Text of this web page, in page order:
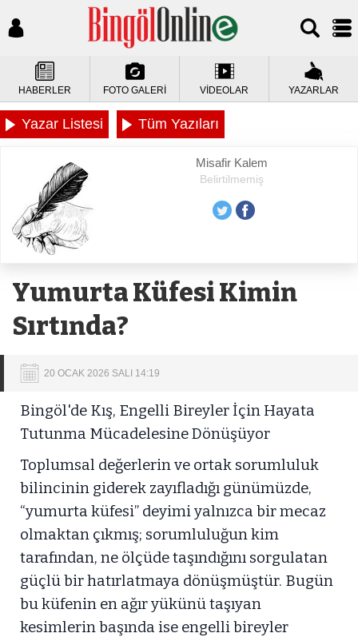
HABERLER FOTO GALERİ VİDEOLAR YAZARLAR
Yazar Listesi Tüm Yazıları
Misafir Kalem
Belirtilmemiş
Yumurta Küfesi Kimin
Sırtında?
20 OCAK 2026 SALI 14:19
Bingöl'de Kış, Engelli Bireyler İçin Hayata
Tutunma Mücadelesine Dönüşüyor
Toplumsal değerlerin ve ortak sorumluluk
bilincinin giderek zayıfladığı günümüzde,
“yumurta küfesi” deyimi yalnızca bir mecaz
olmaktan çıkmış; sorumluluğun kim
tarafından, ne ölçüde taşındığını sorgulatan
güçlü bir hatırlatmaya dönüşmüştür. Bugün
bu küfenin en ağır yükünü taşıyan
kesimlerin başında ise engelli bireyler